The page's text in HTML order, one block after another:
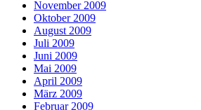
November 2009
Oktober 2009
August 2009
Juli 2009
Juni 2009
Mai 2009
April 2009
März 2009
Februar 2009